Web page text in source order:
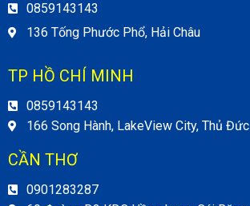
0859143143
136 Tống Phước Phổ, Hải Châu
TP HỒ CHÍ MINH
0859143143
166 Song Hành, LakeView City, Thủ Đức
CẦN THƠ
0901283287